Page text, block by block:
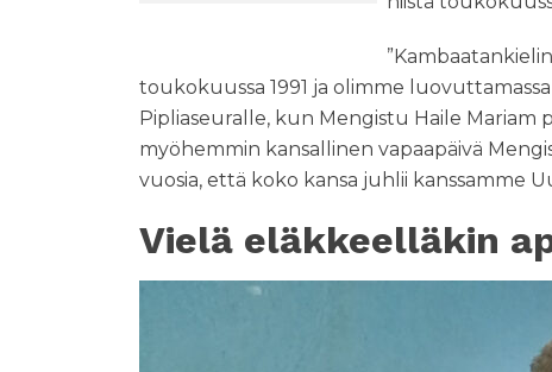
toukokuussa 1991 ja olimme
Pipliaseuralle, kun Mengistu Haile Mariam
myöhemmin kansallinen vapaapäivä
vuosia, että koko kansa juhlii kanssamme
Vielä eläkkeelläkin